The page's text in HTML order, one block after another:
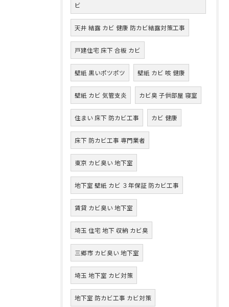
ビ
天井 結露 カビ 健康 防カビ結露対策工事
戸建住宅 床下 合板 カビ
壁紙 黒いポツポツ 壁紙 カビ 咳 健康
壁紙 カビ 気管支炎 カビ臭 子供部屋 寝室
住まい 床下 防カビ工事 カビ 健康
床下 防カビ工事 専門業者
東京 カビ臭い 地下室
地下室 壁紙 カビ ３年保証 防カビ工事
賃貸 カビ臭い 地下室
埼玉 住宅 地下 収納 カビ臭
三郷市 カビ臭い 地下室
埼玉 地下室 カビ対策
地下室 防カビ工事 カビ対策